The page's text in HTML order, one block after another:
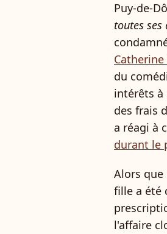
Puy-de-
toutes
Catherine
du
intérêts à
des frais
a réagi à
durant le
Alors que
fille a été
l'affaire